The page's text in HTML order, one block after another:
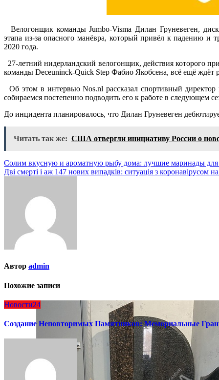
Велогонщик команды Jumbo-Visma Дилан Груневеген,
этапа из-за опасного манёвра, который привёл к падению и
2020 года.
27-летний нидерландский велогонщик, действия которого
команды Deceuninck-Quick Step Фабио Якобсена, всё ещё
Об этом в интервью Nos.nl рассказал спортивный
собираемся постепенно подводить его к работе в следующем
До инцидента планировалось, что Дилан Груневеген
Читать так же: США отвергли инициативу России о
Навигация
по
Солим вкусную и ароматную рыбу дома: лучшие маринады
Дві смерті і аж 147 нових випадків: ситуація з коронавірусом
Автор admin
Похожие записи
Новости24
Создание Неповторимых Памятников: Мемориальные